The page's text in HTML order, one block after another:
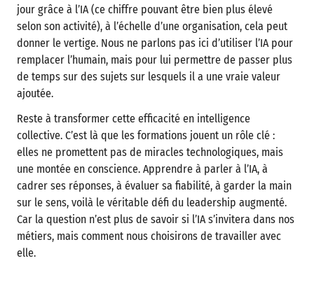
jour grâce à l’IA (ce chiffre pouvant être bien plus élevé
selon son activité), à l’échelle d’une organisation, cela peut
donner le vertige. Nous ne parlons pas ici d’utiliser l’IA pour
remplacer l’humain, mais pour lui permettre de passer plus
de temps sur des sujets sur lesquels il a une vraie valeur
ajoutée.
Reste à transformer cette efficacité en intelligence
collective. C’est là que les formations jouent un rôle clé :
elles ne promettent pas de miracles technologiques, mais
une montée en conscience. Apprendre à parler à l’IA, à
cadrer ses réponses, à évaluer sa fiabilité, à garder la main
sur le sens, voilà le véritable défi du leadership augmenté.
Car la question n’est plus de savoir si l’IA s’invitera dans nos
métiers, mais comment nous choisirons de travailler avec
elle.